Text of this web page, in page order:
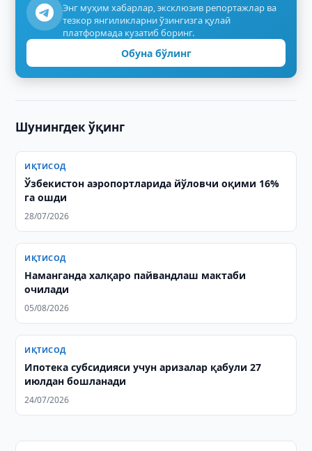
Энг муҳим хабарлар, эксклюзив репортажлар ва
тезкор янгиликларни ўзингизга қулай
платформада кузатиб боринг.
Обуна бўлинг
Шунингдек ўқинг
ИҚТИСОД
Ўзбекистон аэропортларида йўловчи оқими 16%
га ошди
28/07/2026
ИҚТИСОД
Наманганда халқаро пайвандлаш мактаби
очилади
05/08/2026
ИҚТИСОД
Ипотека субсидияси учун аризалар қабули 27
июлдан бошланади
24/07/2026